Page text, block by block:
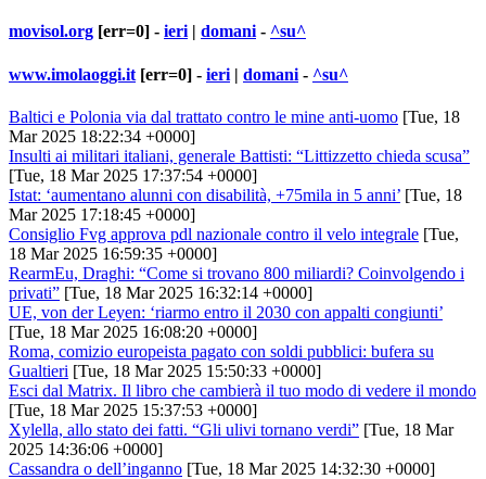
movisol.org [err=0] - ieri | domani - ^su^
www.imolaoggi.it [err=0] - ieri | domani - ^su^
Baltici e Polonia via dal trattato contro le mine anti-uomo [Tue, 18
Mar 2025 18:22:34 +0000]
Insulti ai militari italiani, generale Battisti: “Littizzetto chieda scusa”
[Tue, 18 Mar 2025 17:37:54 +0000]
Istat: ‘aumentano alunni con disabilità, +75mila in 5 anni’ [Tue, 18
Mar 2025 17:18:45 +0000]
Consiglio Fvg approva pdl nazionale contro il velo integrale [Tue,
18 Mar 2025 16:59:35 +0000]
RearmEu, Draghi: “Come si trovano 800 miliardi? Coinvolgendo i
privati” [Tue, 18 Mar 2025 16:32:14 +0000]
UE, von der Leyen: ‘riarmo entro il 2030 con appalti congiunti’
[Tue, 18 Mar 2025 16:08:20 +0000]
Roma, comizio europeista pagato con soldi pubblici: bufera su
Gualtieri [Tue, 18 Mar 2025 15:50:33 +0000]
Esci dal Matrix. Il libro che cambierà il tuo modo di vedere il mondo
[Tue, 18 Mar 2025 15:37:53 +0000]
Xylella, allo stato dei fatti. “Gli ulivi tornano verdi” [Tue, 18 Mar
2025 14:36:06 +0000]
Cassandra o dell’inganno [Tue, 18 Mar 2025 14:32:30 +0000]